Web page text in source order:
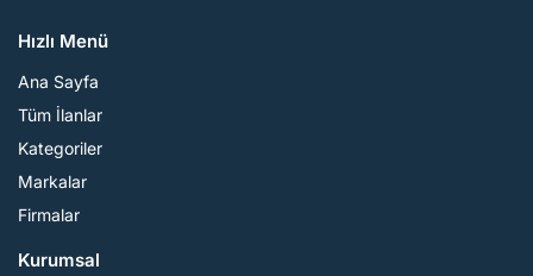
Hızlı Menü
Ana Sayfa
Tüm İlanlar
Kategoriler
Markalar
Firmalar
Kurumsal